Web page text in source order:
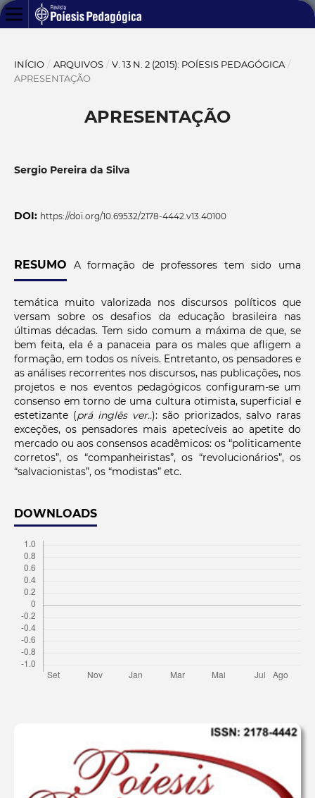
INÍCIO / ARQUIVOS / V. 13 N. 2 (2015): POÍESIS PEDAGÓGICA /
APRESENTAÇÃO
APRESENTAÇÃO
Sergio Pereira da Silva
DOI: https://doi.org/10.69532/2178-4442.v13.40100
RESUMO A formação de professores tem sido uma
temática muito valorizada nos discursos políticos que
versam sobre os desafios da educação brasileira nas
últimas décadas. Tem sido comum a máxima de que, se
bem feita, ela é a panaceia para os males que afligem a
formação, em todos os níveis. Entretanto, os pensadores e
as análises recorrentes nos discursos, nas publicações, nos
projetos e nos eventos pedagógicos configuram-se um
consenso em torno de uma cultura otimista, superficial e
estetizante (prá inglês ver..): são priorizados, salvo raras
exceções, os pensadores mais apetecíveis ao apetite do
mercado ou aos consensos acadêmicos: os “politicamente
corretos”, os “companheiristas”, os “revolucionários”, os
“salvacionistas”, os “modistas” etc.
DOWNLOADS